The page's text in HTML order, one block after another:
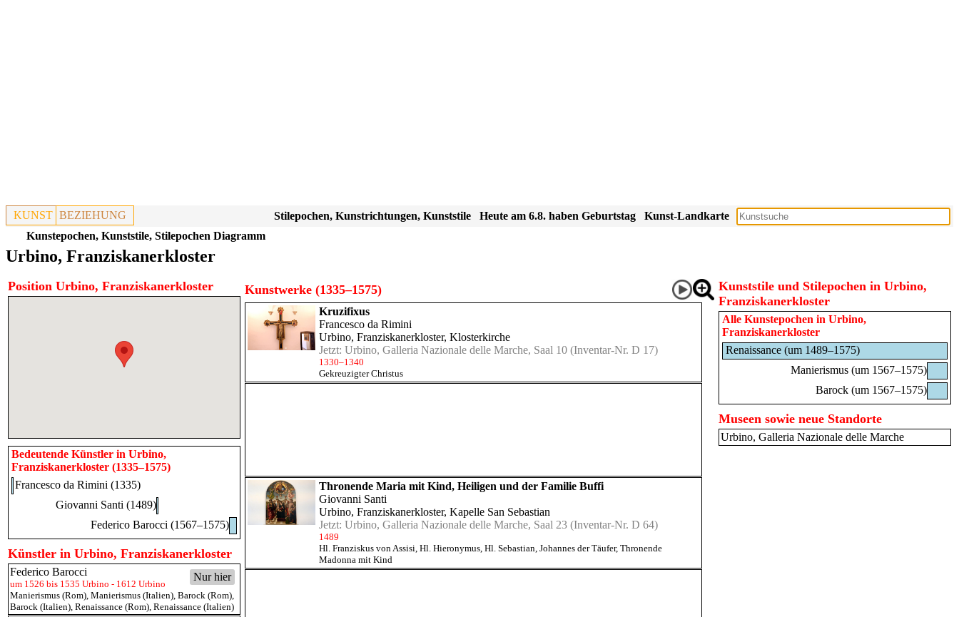
KUNST BEZIEHUNG Kunst-Landkarte
Heute am 6.8. haben Geburtstag
Stilepochen, Kunstrichtungen, Kunststile
Kunstepochen, Kunststile, Stilepochen Diagramm
Urbino, Franziskanerkloster
Position Urbino, Franziskanerkloster
Bedeutende Künstler in Urbino,
Franziskanerkloster (1335–1575)
Francesco da Rimini (1335)
Giovanni Santi (1489)
Federico Barocci (1567–1575)
Künstler in Urbino, Franziskanerkloster
Nur hier
Federico Barocci
um 1526 bis 1535 Urbino - 1612 Urbino
Manierismus (Rom), Manierismus (Italien), Barock (Rom),
Barock (Italien), Renaissance (Rom), Renaissance (Italien)
Kunstwerke (1335–1575)
Kruzifixus
Francesco da Rimini
Urbino, Franziskanerkloster, Klosterkirche
Jetzt: Urbino, Galleria Nazionale delle Marche, Saal 10 (Inventar-Nr. D 17)
1330–1340
Gekreuzigter Christus
Thronende Maria mit Kind, Heiligen und der Familie Buffi
Giovanni Santi
Urbino, Franziskanerkloster, Kapelle San Sebastian
Jetzt: Urbino, Galleria Nazionale delle Marche, Saal 23 (Inventar-Nr. D 64)
1489
Hl. Franziskus von Assisi, Hl. Hieronymus, Hl. Sebastian, Johannes der Täufer, Thronende
Madonna mit Kind
Kunststile und Stilepochen in Urbino,
Franziskanerkloster
Alle Kunstepochen in Urbino,
Franziskanerkloster
Renaissance (um 1489–1575)
Manierismus (um 1567–1575)
Barock (um 1567–1575)
Museen sowie neue Standorte
Urbino, Galleria Nazionale delle Marche